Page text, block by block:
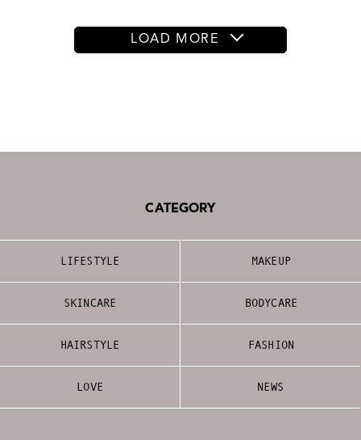
LOAD MORE
CATEGORY
LIFESTYLE MAKEUP
SKINCARE BODYCARE
HAIRSTYLE FASHION
LOVE NEWS